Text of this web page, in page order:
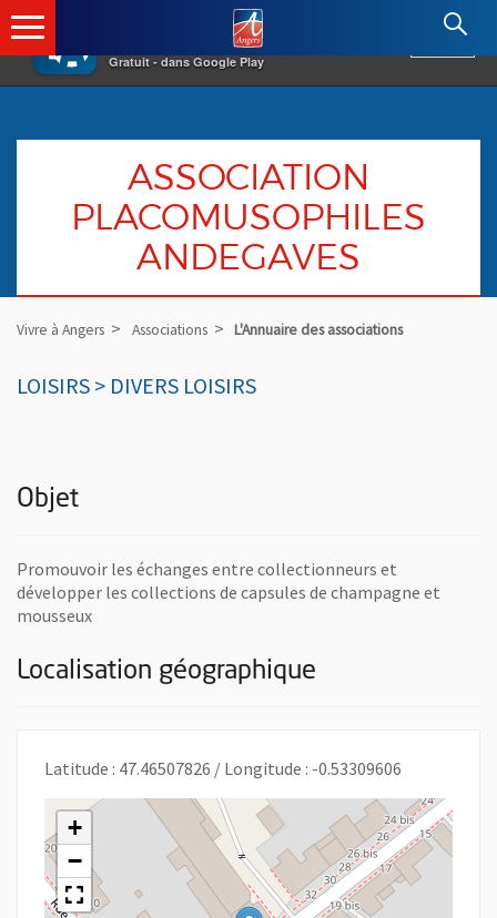
×
Gratuit - dans Google Play
Angers.fr : Retour à l'accueil
ASSOCIATION
PLACOMUSOPHILES
ANDEGAVES
Vivre à Angers Associations L'Annuaire des associations
LOISIRS > DIVERS LOISIRS
Objet
Promouvoir les échanges entre collectionneurs et
développer les collections de capsules de champagne et
mousseux
Localisation géographique
Latitude : 47.46507826 / Longitude : -0.53309606
+
−